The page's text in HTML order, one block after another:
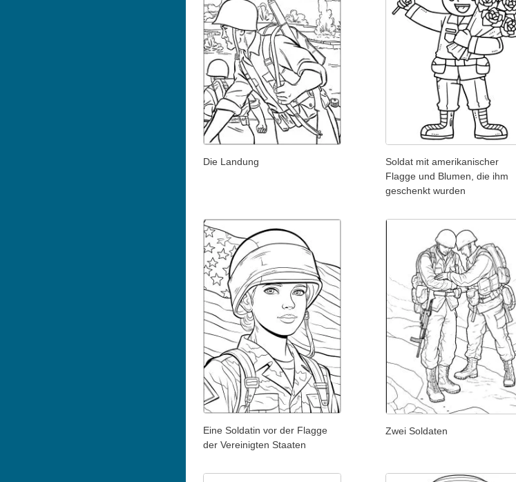
Die Landung
Soldat mit amerikanischer
Flagge und Blumen, die ihm
geschenkt wurden
Eine Soldatin vor der Flagge
der Vereinigten Staaten
Zwei Soldaten